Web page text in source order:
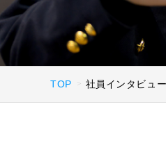
TOP 社員インタビュ